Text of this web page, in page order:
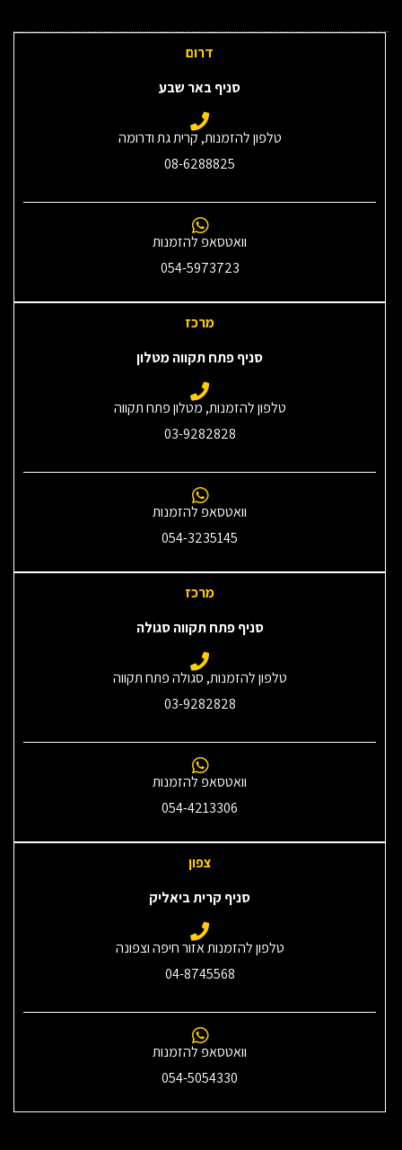
דרום
סניף באר שבע
טלפון להזמנות, קרית גת ודרומה
08-6288825
וואטסאפ להזמנות
054-5973723
מרכז
סניף פתח תקווה מטלון
טלפון להזמנות, מטלון פתח תקווה
03-9282828
וואטסאפ להזמנות
054-3235145‎
מרכז
סניף פתח תקווה סגולה
טלפון להזמנות, סגולה פתח תקווה
03-9282828
וואטסאפ להזמנות
054-4213306
צפון
סניף קרית ביאליק
טלפון להזמנות אזור חיפה וצפונה
04-8745568
וואטסאפ להזמנות
054-5054330